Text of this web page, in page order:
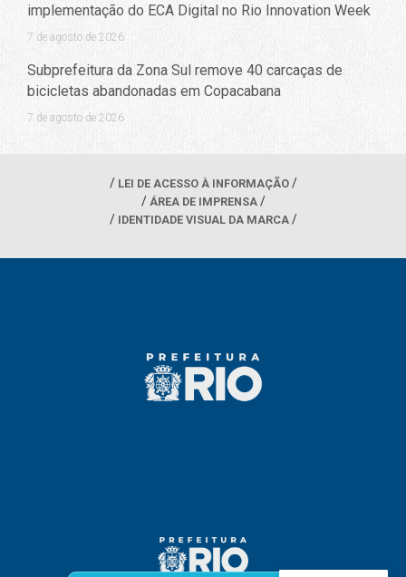
implementação do ECA Digital no Rio Innovation Week
7 de agosto de 2026
Subprefeitura da Zona Sul remove 40 carcaças de
bicicletas abandonadas em Copacabana
7 de agosto de 2026
LEI DE ACESSO À INFORMAÇÃO
ÁREA DE IMPRENSA
IDENTIDADE VISUAL DA MARCA